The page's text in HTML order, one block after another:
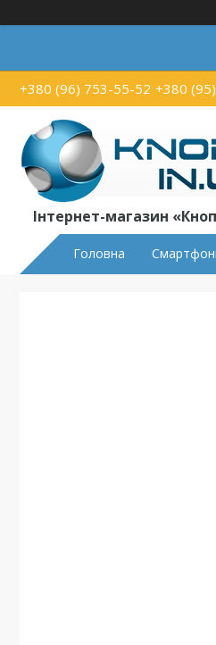
+380 (96) 753-55-52 +380
Інтернет-магазин
Головна